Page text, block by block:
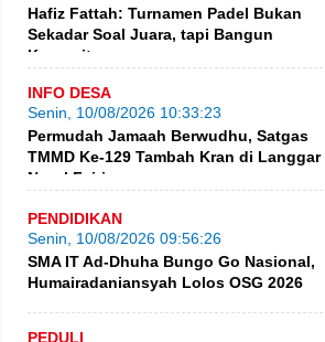
Hafiz Fattah: Turnamen Padel Bukan
Sekadar Soal Juara, tapi Bangun
Komunitas
INFO DESA
Senin, 10/08/2026 10:33:23
Permudah Jamaah Berwudhu, Satgas
TMMD Ke-129 Tambah Kran di Langgar
Nurul Fajri
PENDIDIKAN
Senin, 10/08/2026 09:56:26
SMA IT Ad-Dhuha Bungo Go Nasional,
Humairadaniansyah Lolos OSG 2026
PEDULI